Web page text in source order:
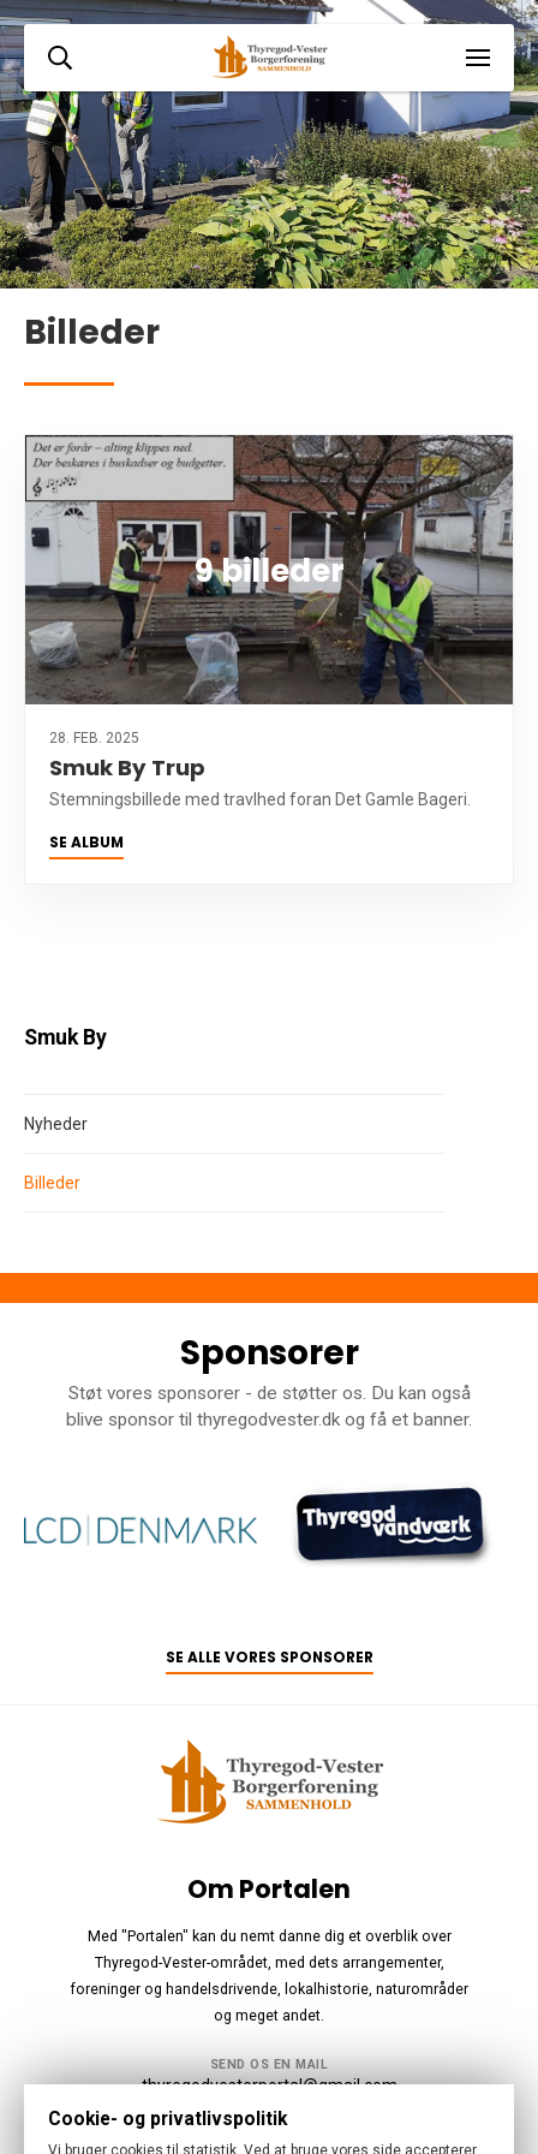
Billeder
9 billeder
28. FEB. 2025
Smuk By Trup
Stemningsbillede med travlhed foran Det Gamle Bageri.
SE ALBUM
Smuk By
Nyheder
Billeder
Sponsorer
Støt vores sponsorer - de støtter os. Du kan også
blive sponsor til thyregodvester.dk og få et banner.
SE ALLE VORES SPONSORER
Om Portalen
Med "Portalen" kan du nemt danne dig et overblik over
Thyregod-Vester-området, med dets arrangementer,
foreninger og handelsdrivende, lokalhistorie, naturområder
og meget andet.
SEND OS EN MAIL
thyregodvesterportal@gmail.com
Cookie- og privatlivspolitik
Vi bruger cookies til statistik. Ved at bruge vores side accepterer